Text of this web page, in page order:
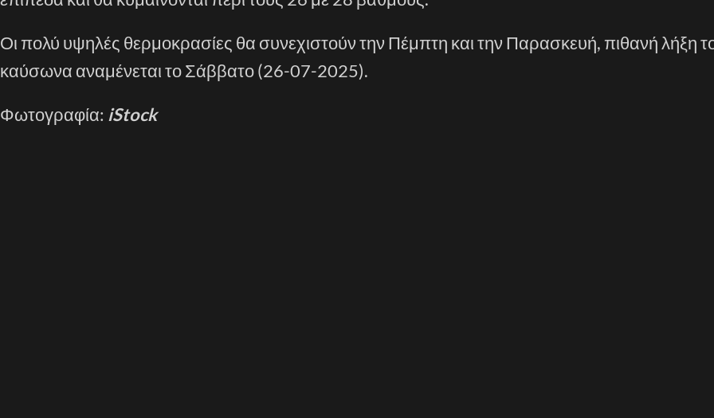
Οι πολύ υψηλές θερμοκρασίες θα συνεχιστούν την Πέμπτη και την Παρασκευή, πιθανή λήξη
καύσωνα αναμένεται το Σάββατο (26-07-2025).
Φωτογραφία: iStock